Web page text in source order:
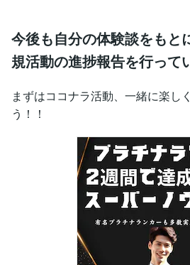
今後も自分の体験談をもと
規活動の進捗報告を行って
まずはココナラ活動、一緒に楽し
う！！